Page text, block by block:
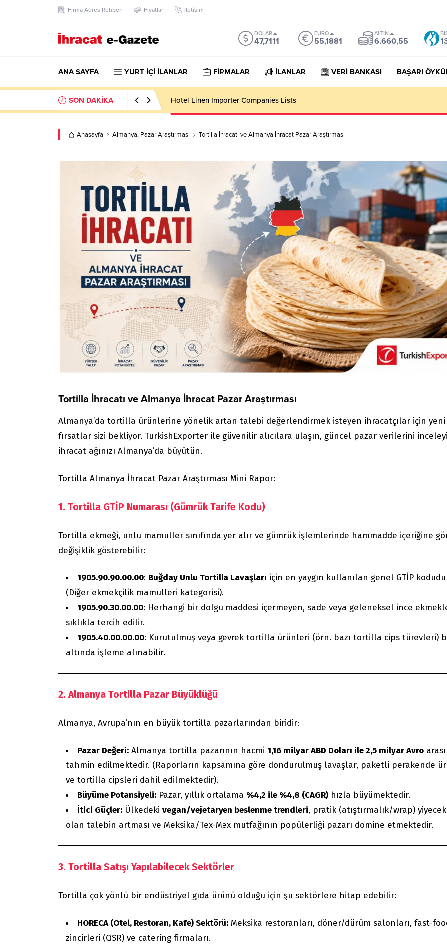
Firma Adres Rehberi Fiyatlar İletişim
DOLAR
47,7111
EURO
55,1881
ALTIN
6.660,55
ANA SAYFA YURT İÇİ İLANLAR FİRMALAR İLANLAR VERİ BANKASI BAŞARI
SON DAKİKA Hotel Linen Importer Companies Lists
Anasayfa Almanya, Pazar Araştırması Tortilla İhracatı ve Almanya İhracat Pazar Araştırması
Tortilla İhracatı ve Almanya İhracat Pazar Araştırması
Almanya’da tortilla ürünlerine yönelik artan talebi değerlendirmek isteyen ihracatçılar için yeni
fırsatlar sizi bekliyor. TurkishExporter ile güvenilir alıcılara ulaşın, güncel pazar verilerini
ihracat ağınızı Almanya’da büyütün.
Tortilla Almanya İhracat Pazar Araştırması Mini Rapor:
1. Tortilla GTİP Numarası (Gümrük Tarife Kodu)
Tortilla ekmeği, unlu mamuller sınıfında yer alır ve gümrük işlemlerinde hammadde içeriğine
değişiklik gösterebilir:
1905.90.90.00.00: Buğday Unlu Tortilla Lavaşları için en yaygın kullanılan genel GTİP
(Diğer ekmekçilik mamulleri kategorisi).
1905.90.30.00.00: Herhangi bir dolgu maddesi içermeyen, sade veya geleneksel ince
sıklıkla tercih edilir.
1905.40.00.00.00: Kurutulmuş veya gevrek tortilla ürünleri (örn. bazı tortilla cips türevleri)
altında işleme alınabilir.
2. Almanya Tortilla Pazar Büyüklüğü
Almanya, Avrupa’nın en büyük tortilla pazarlarından biridir:
Pazar Değeri: Almanya tortilla pazarının hacmi 1,16 milyar ABD Doları ile 2,5 milyar Avro
tahmin edilmektedir. (Raporların kapsamına göre dondurulmuş lavaşlar, paketli perakende
ve tortilla cipsleri dahil edilmektedir).
Büyüme Potansiyeli: Pazar, yıllık ortalama %4,2 ile %4,8 (CAGR) hızla büyümektedir.
İtici Güçler: Ülkedeki vegan/vejetaryen beslenme trendleri, pratik (atıştırmalık/wrap)
olan talebin artması ve Meksika/Tex-Mex mutfağının popülerliği pazarı domine etmektedir.
3. Tortilla Satışı Yapılabilecek Sektörler
Tortilla çok yönlü bir endüstriyel gıda ürünü olduğu için şu sektörlere hitap edebilir:
HORECA (Otel, Restoran, Kafe) Sektörü: Meksika restoranları, döner/dürüm salonları, fast-
zincirleri (QSR) ve catering firmaları.